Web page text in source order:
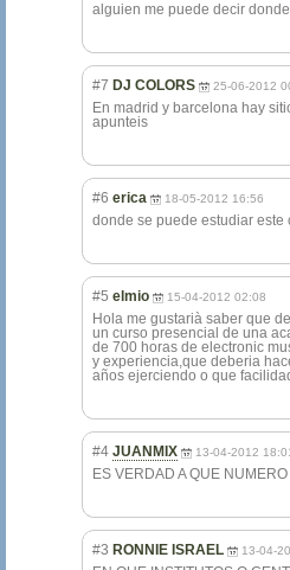
alguien me puede decir
#7 DJ COLORS 25-06-2012
En madrid y barcelona hay
apunteis
#6 erica 18-05-2012 16:56
donde se puede estudiar este
#5 elmio 15-04-2012 02:08
Hola me gustarià saber que
un curso presencial de una
de 700 horas de electronic
y experiencia,que deberia
años ejerciendo o que
#4 JUANMIX 13-04-2012
ES VERDAD A QUE
#3 RONNIE ISRAEL 13-04-